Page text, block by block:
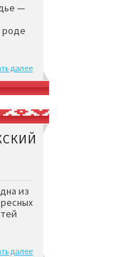
—
роде
далее
из
далее